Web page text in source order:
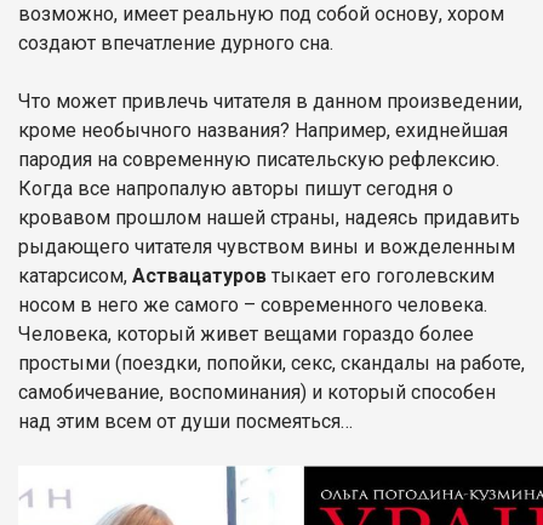
возможно, имеет реальную под собой основу, хором
создают впечатление дурного сна.
Что может привлечь читателя в данном произведении,
кроме необычного названия? Например, ехиднейшая
пародия на современную писательскую рефлексию.
Когда все напропалую авторы пишут сегодня о
кровавом прошлом нашей страны, надеясь придавить
рыдающего читателя чувством вины и вожделенным
катарсисом, Аствацатуров тыкает его гоголевским
носом в него же самого – современного человека.
Человека, который живет вещами гораздо более
простыми (поездки, попойки, секс, скандалы на работе,
самобичевание, воспоминания) и который способен
над этим всем от души посмеяться…